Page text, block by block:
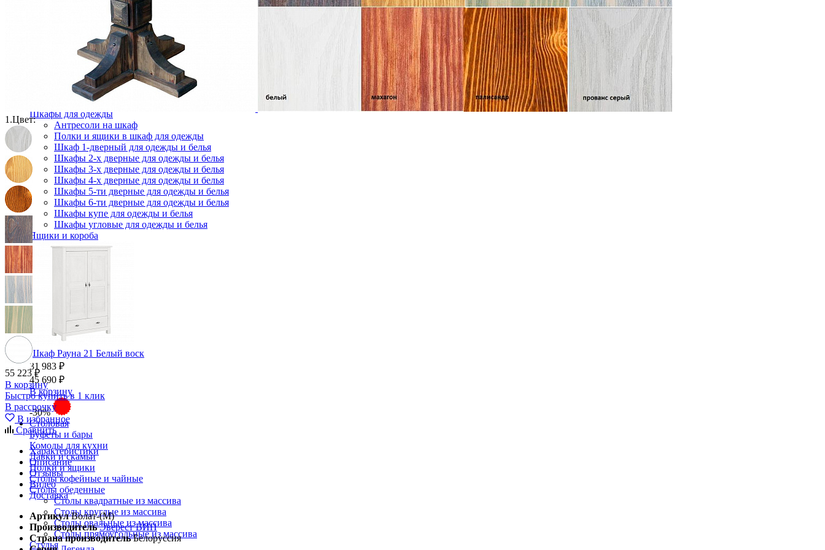
Кровати двуспальные
Кровати металлические
Кровати односпальные
Кровати полутороспальные
Решетки и настилы под матрас
Спальные гарнитуры
Туалетные столики
Тумбы прикроватные
Шкафы для одежды
Антресоли на шкаф
Полки и ящики в шкаф для одежды
Шкаф 1-дверный для одежды и белья
Шкафы 2-х дверные для одежды и белья
Шкафы 3-х дверные для одежды и белья
Шкафы 4-х дверные для одежды и белья
Шкафы 5-ти дверные для одежды и белья
Шкафы 6-ти дверные для одежды и белья
Шкафы купе для одежды и белья
Шкафы угловые для одежды и белья
Ящики и короба
Шкаф Рауна 21 Белый воск
31 983 ₽
45 690 ₽
В корзину
-30%
Столовая
Буфеты и бары
Комоды для кухни
Лавки и скамьи
Полки и ящики
Столы кофейные и чайные
Столы обеденные
Столы квадратные из массива
Столы круглые из массива
Столы овальные из массива
Столы прямоугольные из массива
Стулья
1.Цвет:
55 223 ₽
В корзину
Быстро купить в 1 клик
В рассрочку
В избранное
Сравнить
Характеристики
Описание
Отзывы
Видео
Доставка
Артикул Волат-(М)
Производитель Эверест ВИП
Страна производитель Белоруссия